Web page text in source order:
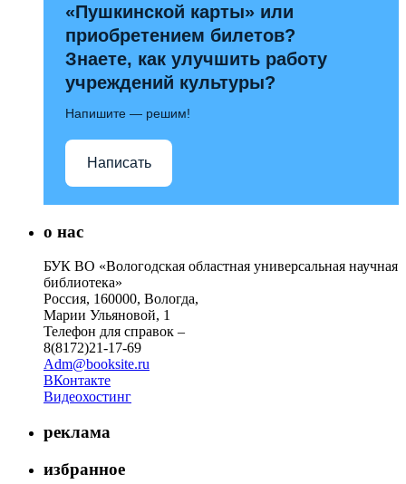
«Пушкинской карты» или
приобретением билетов?
Знаете, как улучшить работу
учреждений культуры?
Напишите — решим!
Написать
о нас
БУК ВО «Вологодская областная универсальная научная
библиотека»
Россия, 160000, Вологда,
Марии Ульяновой, 1
Телефон для справок –
8(8172)21-17-69
Adm@booksite.ru
ВКонтакте
Видеохостинг
реклама
избранное